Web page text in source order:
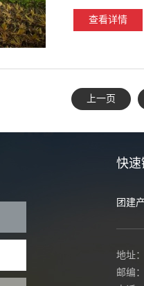
查看详情
上一页
快速
团建
地址
邮编